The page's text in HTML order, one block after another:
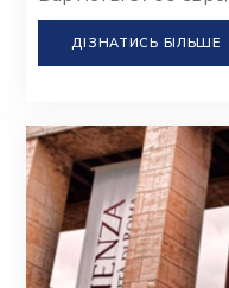
ДІЗНАТИСЬ БІЛЬШЕ